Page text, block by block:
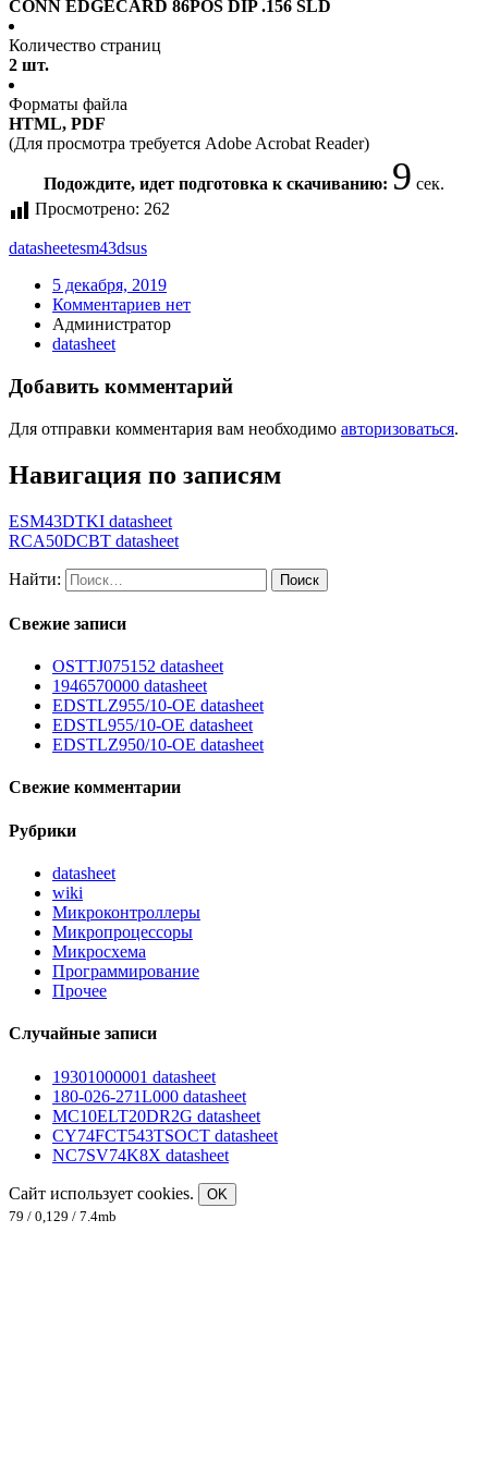
CONN EDGECARD 86POS DIP .156 SLD
Количество страниц
2 шт.
Форматы файла
HTML, PDF
(Для просмотра требуется Adobe Acrobat Reader)
Подождите, идет подготовка к скачиванию: 9 сек.
Просмотрено: 262
datasheetesm43dsus
5 декабря, 2019
Комментариев нет
Администратор
datasheet
Добавить комментарий
Для отправки комментария вам необходимо авторизоваться.
Навигация по записям
ESM43DTKI datasheet
RCA50DCBT datasheet
Найти:
Свежие записи
OSTTJ075152 datasheet
1946570000 datasheet
EDSTLZ955/10-OE datasheet
EDSTL955/10-OE datasheet
EDSTLZ950/10-OE datasheet
Свежие комментарии
Рубрики
datasheet
wiki
Микроконтроллеры
Микропроцессоры
Микросхема
Программирование
Прочее
Случайные записи
19301000001 datasheet
180-026-271L000 datasheet
MC10ELT20DR2G datasheet
CY74FCT543TSOCT datasheet
NC7SV74K8X datasheet
Сайт использует cookies.
OK
79 / 0,129 / 7.4mb